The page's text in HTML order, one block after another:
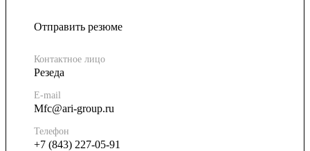
Отправить резюме
Контактное лицо
Резеда
E-mail
Mfc@ari-group.ru
Телефон
+7 (843) 227-05-91